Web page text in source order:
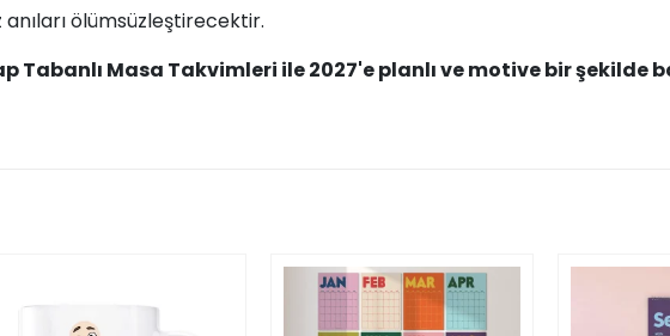
ölümsüzleştirecektir.
Tabanlı Masa Takvimleri ile 2027'e planlı ve motive bir şekilde